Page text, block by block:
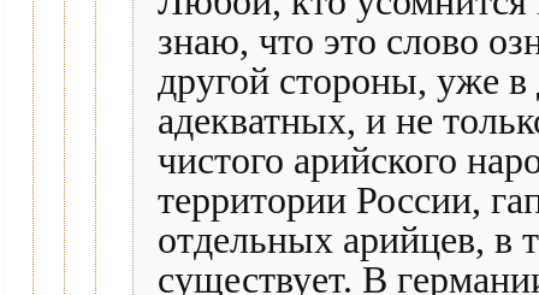
знаю, что это слово
другой стороны, уже в
адекватных, и не
чистого арийского
территории России,
отдельных арийцев, в
существует. В